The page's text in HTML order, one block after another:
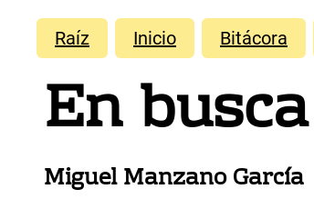
Raíz Inicio Bitácora
En
Miguel Manzano García